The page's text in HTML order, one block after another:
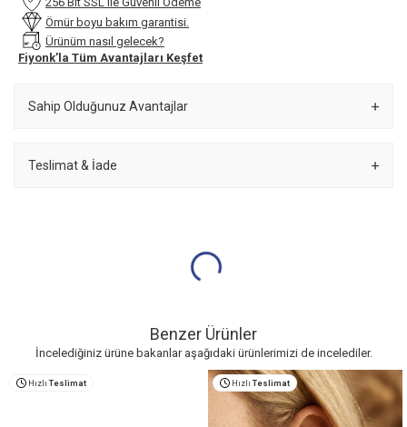
Ömür boyu bakım garantisi.
Ürünüm nasıl gelecek?
Fiyonk’la Tüm Avantajları Keşfet
Sahip Olduğunuz Avantajlar
Teslimat & İade
Benzer Ürünler
İncelediğiniz ürüne bakanlar aşağıdaki ürünlerimizi de incelediler.
Hızlı Teslimat Hızlı Teslimat